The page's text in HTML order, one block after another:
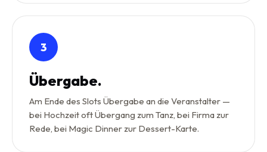
3
Übergabe.
Am Ende des Slots Übergabe an die Veranstalter —
bei Hochzeit oft Übergang zum Tanz, bei Firma zur
Rede, bei Magic Dinner zur Dessert-Karte.